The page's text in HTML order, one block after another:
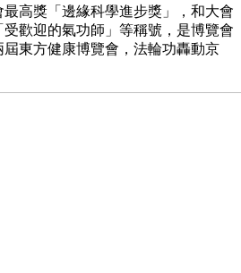
高獎「邊緣科學進步獎」，和大會
歡迎的氣功師」等稱號，是博覽會
屆東方健康博覽會，法輪功轟動京